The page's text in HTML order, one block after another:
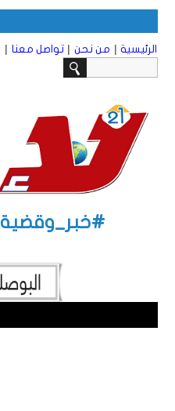
الرئيسية | من نحن | تواصل معنا |
#خبر_وقضية